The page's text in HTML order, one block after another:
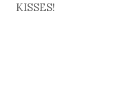
KISSES!